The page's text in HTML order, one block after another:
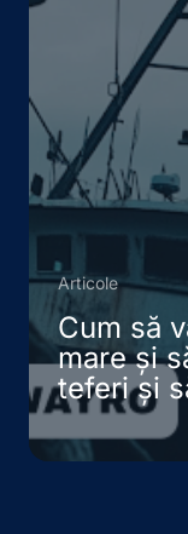
Articole
Cum să
mare și
teferi și